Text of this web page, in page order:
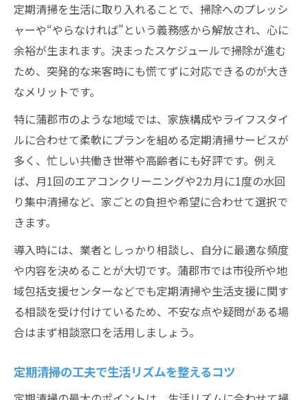
定期清掃を生活に取り入れることで、掃除へのプレッシ
ャーや“やらなければ”という義務感から解放され、心に
余裕が生まれます。決まったスケジュールで掃除が進む
ため、突発的な来客時にも慌てずに対応できるのが大き
なメリットです。
特に蒲郡市のような地域では、家族構成やライフスタイ
ルに合わせて柔軟にプランを組める定期清掃サービスが
多く、忙しい共働き世帯や高齢者にも好評です。例え
ば、月1回のエアコンクリーニングや2カ月に1度の水回
り集中清掃など、家ごとの負担や希望に合わせて選択で
きます。
導入時には、業者としっかり相談し、自分に最適な頻度
や内容を決めることが大切です。蒲郡市では市役所や地
域包括支援センターなどでも定期清掃や生活支援に関す
る相談を受け付けているため、不安な点や疑問がある場
合はまず相談窓口を活用しましょう。
定期清掃の工夫で生活リズムを整えるコツ